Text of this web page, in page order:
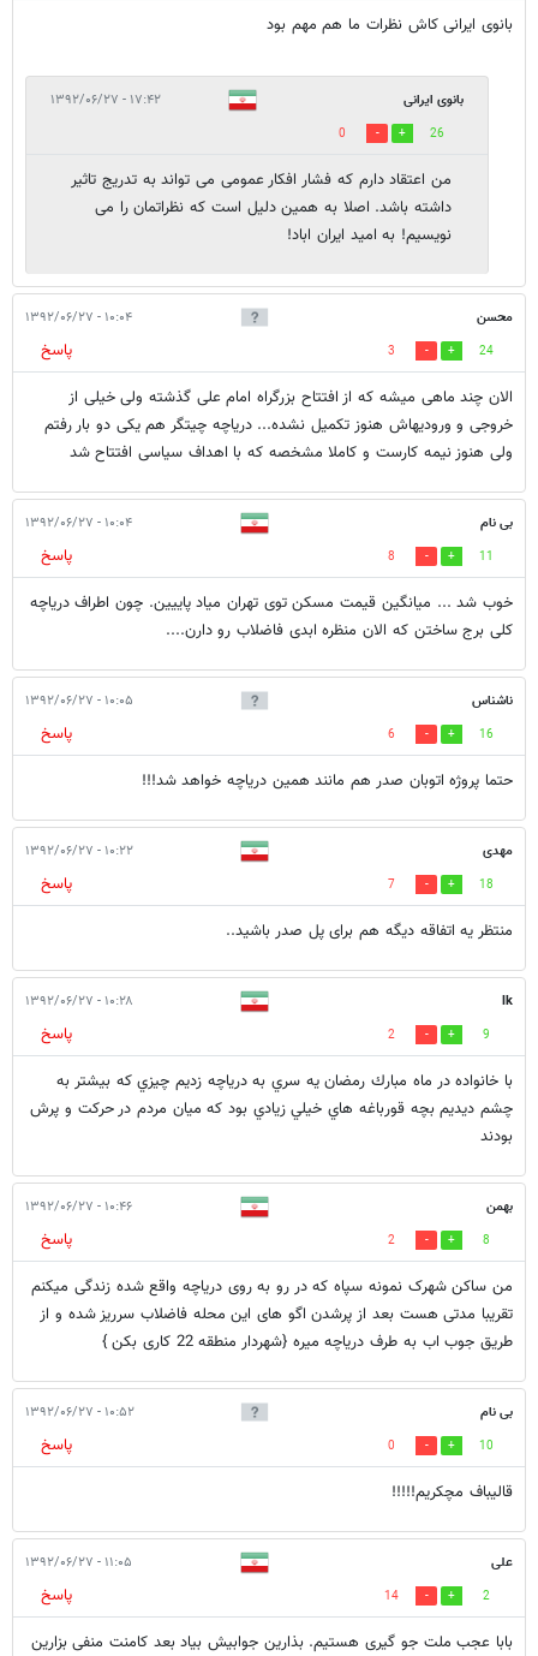
بانوی ایرانی کاش نظرات ما هم مهم بود
بانوى ايرانى ۱۷:۴۲ - ۱۳۹۲/۰۶/۲۷
26
0
من اعتقاد دارم كه فشار افكار عمومى مى تواند به تدريج تاثير
داشته باشد. اصلا به همين دليل است كه نظراتمان را مى
نويسيم! به اميد ايران اباد!
محسن ۱۰:۰۴ - ۱۳۹۲/۰۶/۲۷
24
3
پاسخ
الان چند ماهی میشه که از افتتاح بزرگراه امام علی گذشته ولی خیلی از
خروجی و ورودیهاش هنوز تکمیل نشده... دریاچه چیتگر هم یکی دو بار رفتم
ولی هنوز نیمه کارست و کاملا مشخصه که با اهداف سیاسی افتتاح شد
بی نام ۱۰:۰۴ - ۱۳۹۲/۰۶/۲۷
11
8
پاسخ
خوب شد ... میانگین قیمت مسکن توی تهران میاد پاییین. چون اطراف دریاچه
کلی برج ساختن که الان منظره ابدی فاضلاب رو دارن....
ناشناس ۱۰:۰۵ - ۱۳۹۲/۰۶/۲۷
16
6
پاسخ
حتما پروژه اتوبان صدر هم مانند همین دریاچه خواهد شد!!!
مهدی ۱۰:۲۲ - ۱۳۹۲/۰۶/۲۷
18
7
پاسخ
منتظر یه اتفاقه دیگه هم برای پل صدر باشید..
lk ۱۰:۲۸ - ۱۳۹۲/۰۶/۲۷
9
2
پاسخ
با خانواده در ماه مبارك رمضان يه سري به درياچه زديم چيزي كه بيشتر به
چشم ديديم بچه قورباغه هاي خيلي زيادي بود كه ميان مردم در حركت و پرش
بودند
بهمن ۱۰:۴۶ - ۱۳۹۲/۰۶/۲۷
8
2
پاسخ
من ساکن شهرک نمونه سپاه که در رو به روی دریاچه واقع شده زندگی میکنم
تقریبا مدتی هست بعد از پرشدن اگو های این محله فاضلاب سرریز شده و از
طریق جوب اب به طرف دریاچه میره {شهردار منطقه 22 کاری بکن }
بی نام ۱۰:۵۲ - ۱۳۹۲/۰۶/۲۷
10
0
پاسخ
قالیباف مچکریم!!!!!
علی ۱۱:۰۵ - ۱۳۹۲/۰۶/۲۷
2
14
پاسخ
بابا عجب ملت جو گیری هستیم. بذارین جوابیش بیاد بعد کامنت منفی بزارین